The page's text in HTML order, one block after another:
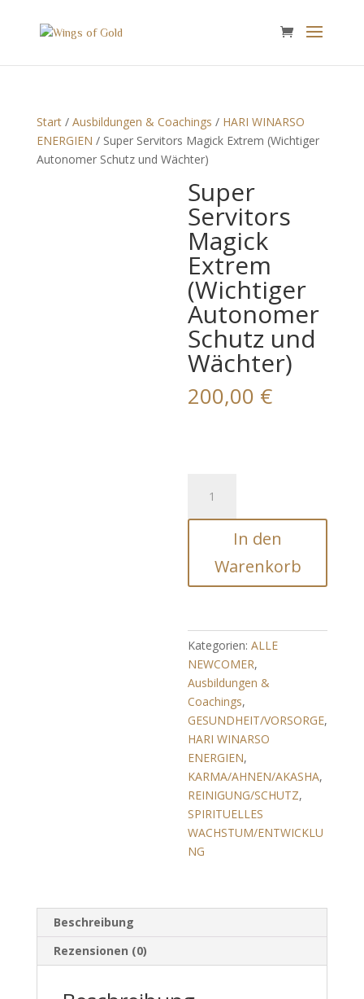
Start/ Ausbildungen & Coachings / HARI WINARSO
ENERGIEN / Super Servitors Magick Extrem (Wichtiger
Autonomer Schutz und Wächter)
Super
Servitors
Magick
Extrem
(Wichtiger
Autonomer
Schutz und
Wächter)
200,00 €
Servitors
Magick
(Wichtiger
Autonomer
Wächter)
Menge
In den
Warenkorb
Kategorien:ALLE
NEWCOMER,
Ausbildungen &
Coachings,
GESUNDHEIT/VORSORGE,
HARI WINARSO
ENERGIEN,
KARMA/AHNEN/AKASHA,
REINIGUNG/SCHUTZ,
SPIRITUELLES
WACHSTUM/ENTWICKLU
NG
Beschreibung
Rezensionen (0)